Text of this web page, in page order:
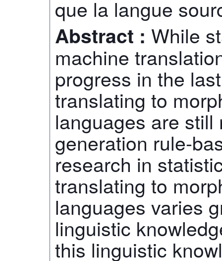
que la langue
Abstract : While
machine
progress in the
translating to
languages are
generation rule-
research in
translating to
languages varies
linguistic
this linguistic